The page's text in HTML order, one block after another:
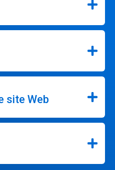
site Web